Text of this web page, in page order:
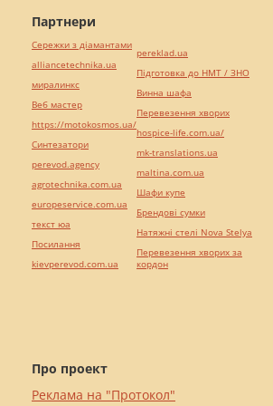
Про проект
Реклама на "Протокол"
Партнери
Сережки з діамантами
alliancetechnika.ua
миралинкс
Веб мастер
https://motokosmos.ua/
Синтезатори
perevod.agency
agrotechnika.com.ua
europeservice.com.ua
текст юа
Посилання
kievperevod.com.ua
pereklad.ua
Підготовка до НМТ / ЗНО
Винна шафа
Перевезення хворих
hospice-life.com.ua/
mk-translations.ua
maltina.com.ua
Шафи купе
Брендові сумки
Натяжні стелі Nova Stelya
Перевезення хворих за
кордон